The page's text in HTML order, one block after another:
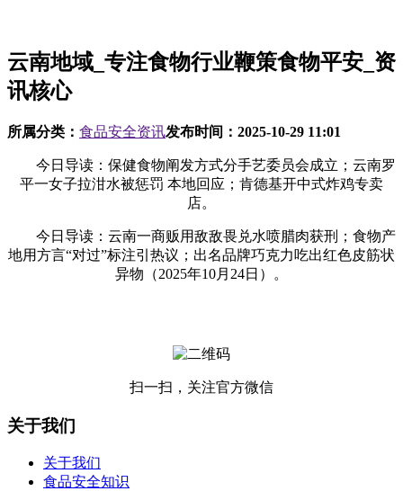
云南地域_专注食物行业鞭策食物平安_资
讯核心
所属分类： 食品安全资讯发布时间： 2025-10-29 11:01
今日导读：保健食物阐发方式分手艺委员会成立；云南罗
平一女子拉泔水被惩罚 本地回应；肯德基开中式炸鸡专卖
店。
今日导读：云南一商贩用敌敌畏兑水喷腊肉获刑；食物产
地用方言“对过”标注引热议；出名品牌巧克力吃出红色皮筋状
异物（2025年10月24日）。
扫一扫，关注官方微信
关于我们
关于我们
食品安全知识